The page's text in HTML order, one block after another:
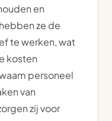
en
ze de
te werken, wat
kosten
personeel
van
zij voor